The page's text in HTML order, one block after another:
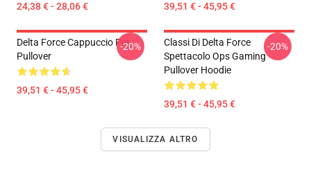
24,38 € - 28,06 € 39,51 € - 45,95 €
Delta Force Cappuccio Per
Pullover
39,51 € - 45,95 €
-20%
Classi Di Delta Force
Spettacolo Ops Gaming
Pullover Hoodie
39,51 € - 45,95 €
-20%
VISUALIZZA ALTRO